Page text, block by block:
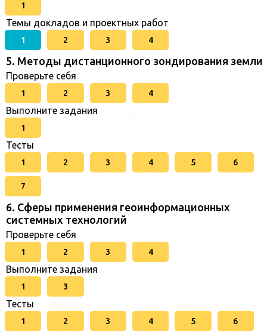
1
Темы докладов и проектных работ
1 2 3 4
5. Методы дистанционного зондирования земли
Проверьте себя
1 2 3 4
Выполните задания
1
Тесты
1 2 3 4 5 6
7
6. Сферы применения геоинформационных
системных технологий
Проверьте себя
1 2 3 4
Выполните задания
1 3
Тесты
1 2 3 4 5 6